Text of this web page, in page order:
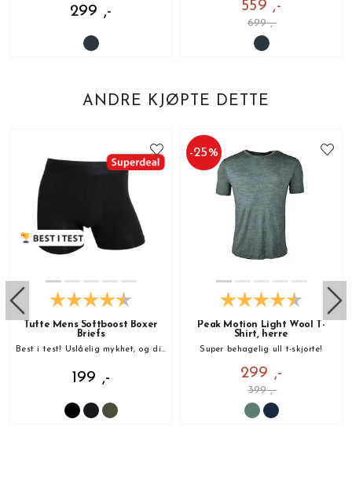
299 ,- 559 ,-
699 ,-
ANDRE KJØPTE DETTE
Tufte Mens Softboost Boxer
Briefs
Best i test! Uslåelig mykhet, og din nye favoritt!
199 ,-
-25%
Peak Motion Light Wool T-
Shirt, herre
Super behagelig ull t-skjorte!
299 ,-
399 ,-